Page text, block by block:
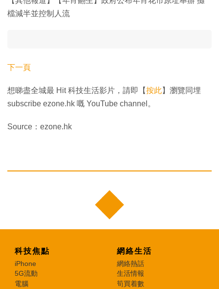
檔減半並控制人流
下一頁
想睇盡全城最 Hit 科技生活影片，請即【按此】瀏覽同埋
subscribe ezone.hk 嘅 YouTube channel。
Source：ezone.hk
科技焦點
iPhone
5G流動
電腦
網絡生活
網絡熱話
生活情報
筍買着數